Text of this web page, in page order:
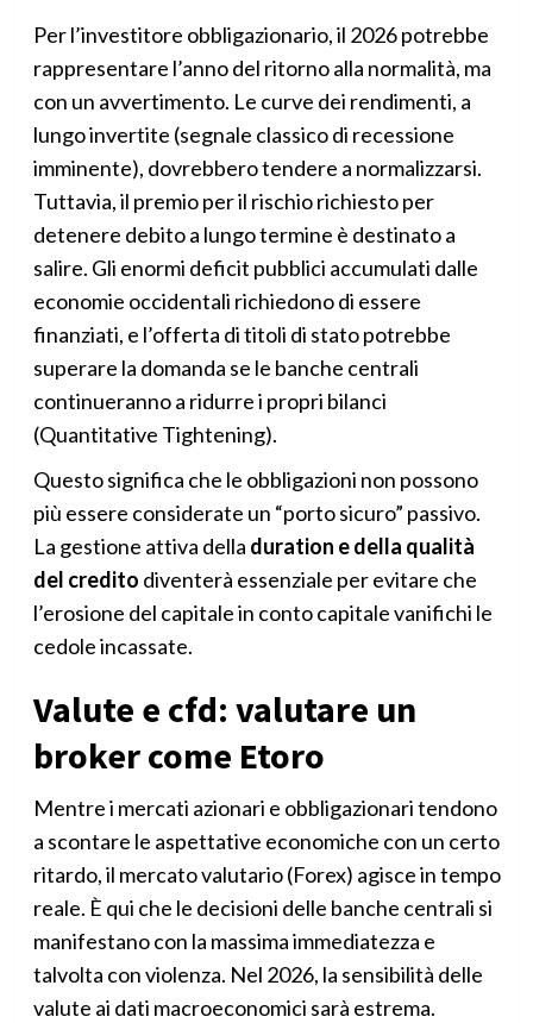
Per l’investitore obbligazionario, il 2026 potrebbe
rappresentare l’anno del ritorno alla normalità, ma
con un avvertimento. Le curve dei rendimenti, a
lungo invertite (segnale classico di recessione
imminente), dovrebbero tendere a normalizzarsi.
Tuttavia, il premio per il rischio richiesto per
detenere debito a lungo termine è destinato a
salire. Gli enormi deficit pubblici accumulati dalle
economie occidentali richiedono di essere
finanziati, e l’offerta di titoli di stato potrebbe
superare la domanda se le banche centrali
continueranno a ridurre i propri bilanci
(Quantitative Tightening).
Questo significa che le obbligazioni non possono
più essere considerate un “porto sicuro” passivo.
La gestione attiva della duration e della qualità
del credito diventerà essenziale per evitare che
l’erosione del capitale in conto capitale vanifichi le
cedole incassate.
Valute e cfd: valutare un
broker come Etoro
Mentre i mercati azionari e obbligazionari tendono
a scontare le aspettative economiche con un certo
ritardo, il mercato valutario (Forex) agisce in tempo
reale. È qui che le decisioni delle banche centrali si
manifestano con la massima immediatezza e
talvolta con violenza. Nel 2026, la sensibilità delle
valute ai dati macroeconomici sarà estrema.